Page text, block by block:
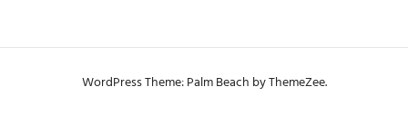
WordPress Theme: Palm Beach by ThemeZee.